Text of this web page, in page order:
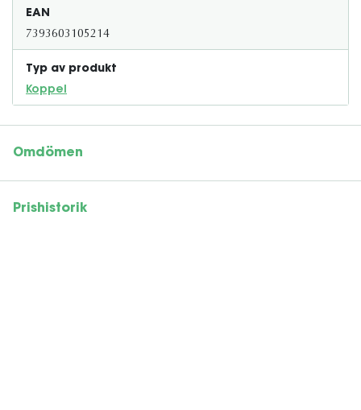
EAN
7393603105214
Typ av produkt
Koppel
Omdömen
Prishistorik